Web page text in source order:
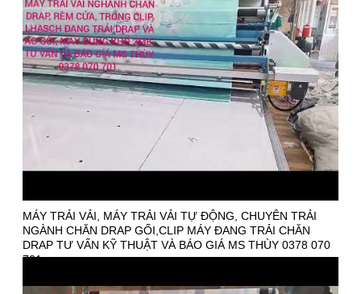
MÁY TRẢI VẢI, MÁY TRẢI VẢI TỰ ĐỘNG, CHUYÊN TRẢI
NGÀNH CHĂN DRAP GỐI,CLIP MÁY ĐANG TRẢI CHĂN
DRAP TƯ VẤN KỸ THUẬT VÀ BÁO GIÁ MS THÙY 0378 070
701.